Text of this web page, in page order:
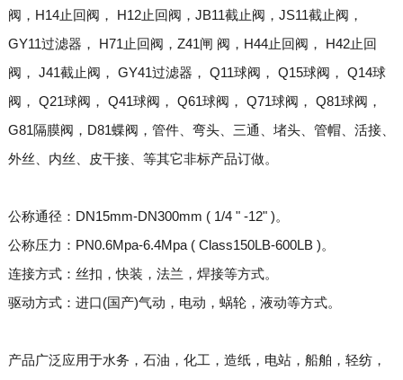
阀，H14止回阀， H12止回阀，JB11截止阀，JS11截止阀，
GY11过滤器， H71止回阀，Z41闸 阀，H44止回阀， H42止回
阀， J41截止阀， GY41过滤器， Q11球阀， Q15球阀， Q14球
阀， Q21球阀， Q41球阀， Q61球阀， Q71球阀， Q81球阀，
G81隔膜阀，D81蝶阀，管件、弯头、三通、堵头、管帽、活接、
外丝、内丝、皮干接、等其它非标产品订做。
公称通径：DN15mm-DN300mm ( 1/4 " -12" )。
公称压力：PN0.6Mpa-6.4Mpa ( Class150LB-600LB )。
连接方式：丝扣，快装，法兰，焊接等方式。
驱动方式：进口(国产)气动，电动，蜗轮，液动等方式。
产品广泛应用于水务，石油，化工，造纸，电站，船舶，轻纺，